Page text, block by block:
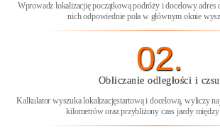
Wprowadz lokalizacjię początkową podróży i docelowy adres
nich odpowiednie pola w głównym oknie
02.
Obliczanie odległości i czsu
Kalkulator wyszuka lokalizacjęstartową i docelową, wyliczy
kilometrów oraz przybliżony czas jazdy między